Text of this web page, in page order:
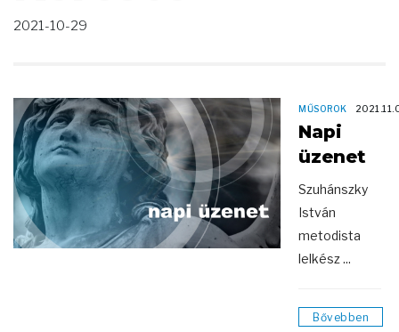
2021-10-29
MŰSOROK
Napi
üzenet
Szuhánszky
István
metodista
lelkész ...
Bővebben